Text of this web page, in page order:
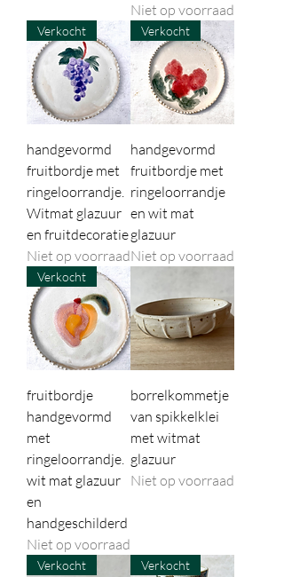
Niet op voorraad
Verkocht
handgevormd
fruitbordje met
ringeloorrandje.
Witmat glazuur
en fruitdecoratie
Niet op voorraad
Verkocht
handgevormd
fruitbordje met
ringeloorrandje
en wit mat
glazuur
Niet op voorraad
Verkocht
fruitbordje
handgevormd
met
ringeloorrandje.
wit mat glazuur
en
handgeschilderd
Niet op voorraad
borrelkommetje
van spikkelklei
met witmat
glazuur
Niet op voorraad
Verkocht Verkocht